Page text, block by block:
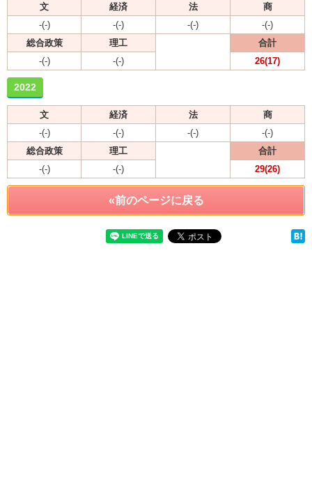
文 経済 法
商
-(-)
-(-) -(-)
-(-)
総合政策
理工
合計
-(-)
-(-) 26(17)
2022
文 経済 法
商
-(-)
-(-) -(-)
-(-)
総合政策
理工
合計
-(-)
-(-) 29(26)
«前のページに戻る